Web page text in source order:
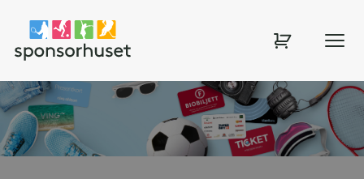
Sponsorhuset shop